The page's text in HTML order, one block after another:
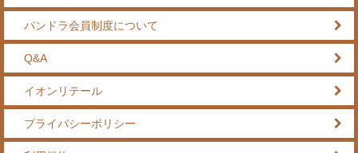
パンドラ会員制度について
Q&A
イオンリテール
プライバシーポリシー